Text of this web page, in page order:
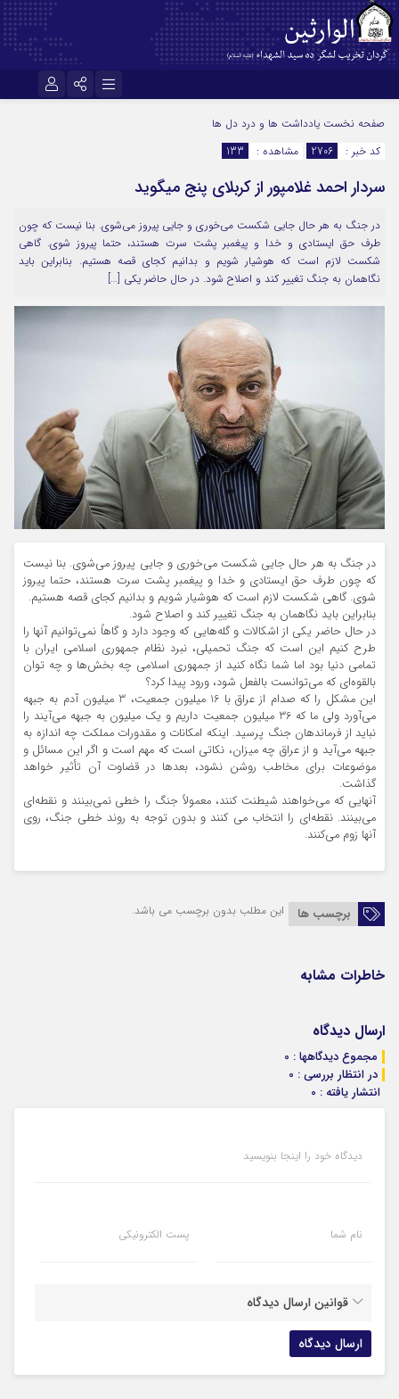
اینستاگرام
سروش
آپارات
اپلیکیشن رمز عبور
مرا به خاطر بسپار
صفحه نخست یادداشت ها و درد دل ها
کد خبر :
2706 مشاهده : 133
سردار احمد غلامپور از کربلای پنج میگوید
در جنگ به هر حال جایی شکست می‌خوری و جایی پیروز می‌شوی. بنا نیست که چون
طرف حق ایستادی و خدا و پیغمبر پشت سرت هستند، حتما پیروز شوی. گاهی
شکست لازم است که هوشیار شویم و بدانیم کجای قصه‌ هستیم. بنابراین باید
نگاهمان به جنگ تغییر کند و اصلاح شود. در حال حاضر یکی […]
در جنگ به هر حال جایی شکست می‌خوری و جایی پیروز می‌شوی. بنا نیست
که چون طرف حق ایستادی و خدا و پیغمبر پشت سرت هستند، حتما پیروز
شوی. گاهی شکست لازم است که هوشیار شویم و بدانیم کجای قصه‌ هستیم.
بنابراین باید نگاهمان به جنگ تغییر کند و اصلاح شود.
در حال حاضر یکی از اشکالات و گله‌هایی که وجود دارد و گاهاً نمی‌توانیم آنها را
طرح کنیم این است که جنگ تحمیلی، نبرد نظام جمهوری اسلامی ایران با
تمامی دنیا بود اما شما نگاه کنید از جمهوری اسلامی چه بخش‌ها و چه توان
بالقوه‌ای که می‌توانست بالفعل شود، ورود پیدا کرد؟
این مشکل را که صدام از عراق با 16 میلیون جمعیت، 3 میلیون آدم به جبهه
می‌آورد ولی ما که 36 میلیون جمعیت داریم و یک میلیون به جبهه می‌آیند را
نباید از فرماندهان جنگ پرسید. اینکه امکانات و مقدورات مملکت چه اندازه به
جبهه می‌آید و از عراق چه میزان، نکاتی است که مهم است و اگر این مسائل و
موضوعات برای مخاطب روشن نشود، بعدها در قضاوت آن تأثیر خواهد
گذاشت.
آنهایی که می‌خواهند شیطنت کنند، معمولاً جنگ را خطی نمی‌بینند و نقطه‌ای
می‌بینند. نقطه‌ای را انتخاب می کنند و بدون توجه به روند خطی جنگ، روی
آنها زوم می‌کنند.
برچسب ها این مطلب بدون برچسب می باشد.
خاطرات مشابه
ارسال دیدگاه
مجموع دیدگاهها : 0
در انتظار بررسی : 0
انتشار یافته : 0
دیدگاه خود را اینجا بنویسید
نام شما پست الکترونیکی
قوانین ارسال دیدگاه